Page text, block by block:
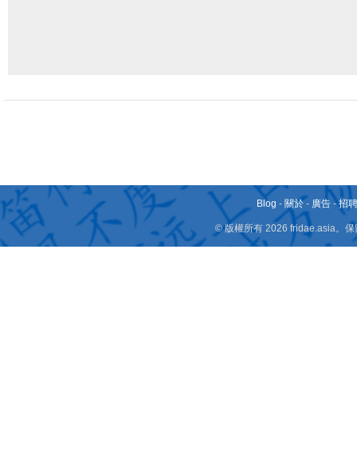
Blog - 關於 - 廣告 -招
© 版權所有 2026 fridae.asia。